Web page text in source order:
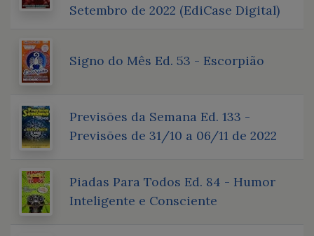
Setembro de 2022 (EdiCase Digital)
Signo do Mês Ed. 53 - Escorpião
Previsões da Semana Ed. 133 -
Previsões de 31/10 a 06/11 de 2022
Piadas Para Todos Ed. 84 - Humor
Inteligente e Consciente